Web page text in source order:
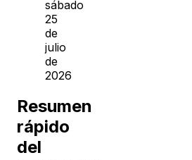
sábado
25
de
julio
de
2026
Resumen
rápido
del